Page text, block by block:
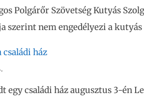
Polgárőr Szövetség Kutyás
szerint nem engedélyezi a
családi ház
egy családi ház augusztus 3-én